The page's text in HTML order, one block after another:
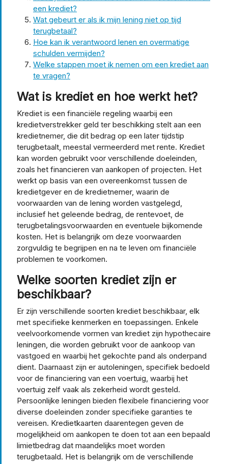
een krediet?
Wat gebeurt er als ik mijn lening niet op tijd
terugbetaal?
Hoe kan ik verantwoord lenen en overmatige
schulden vermijden?
Welke stappen moet ik nemen om een krediet aan
te vragen?
Wat is krediet en hoe werkt het?
Krediet is een financiële regeling waarbij een
kredietverstrekker geld ter beschikking stelt aan een
kredietnemer, die dit bedrag op een later tijdstip
terugbetaalt, meestal vermeerderd met rente. Krediet
kan worden gebruikt voor verschillende doeleinden,
zoals het financieren van aankopen of projecten. Het
werkt op basis van een overeenkomst tussen de
kredietgever en de kredietnemer, waarin de
voorwaarden van de lening worden vastgelegd,
inclusief het geleende bedrag, de rentevoet, de
terugbetalingsvoorwaarden en eventuele bijkomende
kosten. Het is belangrijk om deze voorwaarden
zorgvuldig te begrijpen en na te leven om financiële
problemen te voorkomen.
Welke soorten krediet zijn er
beschikbaar?
Er zijn verschillende soorten krediet beschikbaar, elk
met specifieke kenmerken en toepassingen. Enkele
veelvoorkomende vormen van krediet zijn hypothecaire
leningen, die worden gebruikt voor de aankoop van
vastgoed en waarbij het gekochte pand als onderpand
dient. Daarnaast zijn er autoleningen, specifiek bedoeld
voor de financiering van een voertuig, waarbij het
voertuig zelf vaak als zekerheid wordt gesteld.
Persoonlijke leningen bieden flexibele financiering voor
diverse doeleinden zonder specifieke garanties te
vereisen. Kredietkaarten daarentegen geven de
mogelijkheid om aankopen te doen tot aan een bepaald
limietbedrag dat maandelijks moet worden
terugbetaald. Het is belangrijk om de verschillende